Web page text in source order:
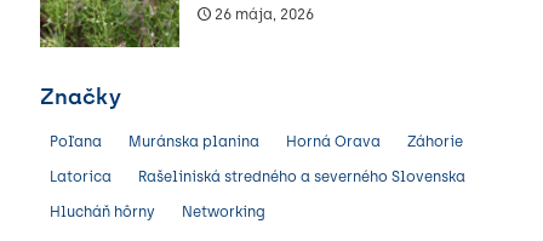
26 mája, 2026
Značky
Poľana Muránska planina Horná Orava Záhorie
Latorica Rašeliniská stredného a severného Slovenska
Hlucháň hôrny Networking